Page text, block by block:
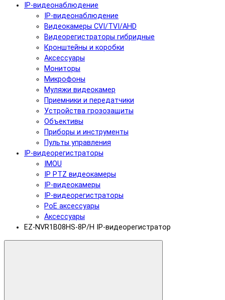
IP-видеонаблюдение
IP-видеонаблюдение
Видеокамеры CVI/TVI/AHD
Видеорегистраторы гибридные
Кронштейны и коробки
Аксессуары
Мониторы
Микрофоны
Муляжи видеокамер
Приемники и передатчики
Устройства грозозащиты
Объективы
Приборы и инструменты
Пульты управления
IP-видеорегистраторы
IMOU
IP PTZ видеокамеры
IP-видеокамеры
IP-видеорегистраторы
PoE аксессуары
Аксессуары
EZ-NVR1B08HS-8P/H IP-видеорегистратор